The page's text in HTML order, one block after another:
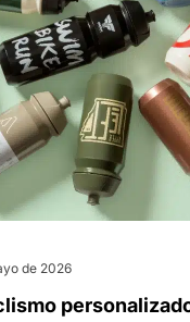
de 2026